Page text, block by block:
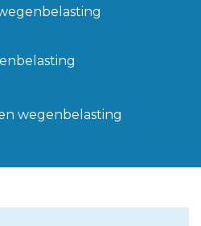
wegenbelasting